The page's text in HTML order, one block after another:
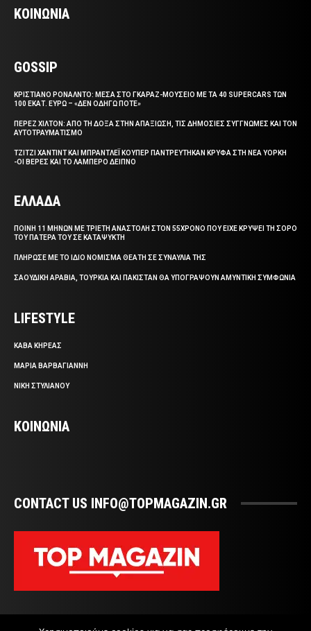
ΚΟΙΝΩΝΙΑ
GOSSIP
ΚΡΙΣΤΙΑΝΟ ΡΟΝΑΛΝΤΟ: ΜΕΣΑ ΣΤΟ ΓΚΑΡΑΖ-ΜΟΥΣΕΙΟ ΜΕ ΤΑ 40 SUPERCARS ΤΩΝ
100 ΕΚΑΤ. ΕΥΡΩ – «ΔΕΝ ΟΔΗΓΩ ΠΟΤΕ»
ΠΕΡΕΖ ΧΙΛΤΟΝ: ΑΠΟ ΤΗ ΔΟΞΑ ΣΤΗΝ ΑΠΑΞΙΩΣΗ, ΤΙΣ ΔΗΜΟΣΙΕΣ ΣΥΓΓΝΩΜΕΣ ΚΑΙ ΤΟΝ
ΑΥΤΟΤΡΑΥΜΑΤΙΣΜΟ
ΤΖΙΤΖΙ ΧΑΝΤΙΝΤ ΚΑΙ ΜΠΡΑΝΤΛΕΪ ΚΟΥΠΕΡ ΠΑΝΤΡΕΥΤΗΚΑΝ ΚΡΥΦΑ ΣΤΗ ΝΕΑ ΥΟΡΚΗ
-ΟΙ ΒΕΡΕΣ ΚΑΙ ΤΟ ΛΑΜΠΕΡΟ ΔΕΙΠΝΟ
ΕΛΛΑΔΑ
ΠΟΙΝΗ 11 ΜΗΝΩΝ ΜΕ ΤΡΙΕΤΗ ΑΝΑΣΤΟΛΗ ΣΤΟΝ 55ΧΡΟΝΟ ΠΟΥ ΕΙΧΕ ΚΡΥΨΕΙ ΤΗ ΣΟΡΟ
ΤΟΥ ΠΑΤΕΡΑ ΤΟΥ ΣΕ ΚΑΤΑΨΥΚΤΗ
ΠΛΗΡΩΣΕ ΜΕ ΤΟ ΙΔΙΟ ΝΟΜΙΣΜΑ ΘΕΑΤΗ ΣΕ ΣΥΝΑΥΛΙΑ ΤΗΣ
ΣΑΟΥΔΙΚΗ ΑΡΑΒΙΑ, ΤΟΥΡΚΙΑ ΚΑΙ ΠΑΚΙΣΤΑΝ ΘΑ ΥΠΟΓΡΑΨΟΥΝ ΑΜΥΝΤΙΚΗ ΣΥΜΦΩΝΙΑ
LIFESTYLE
ΚΑΒΑ ΚΗΡΕΑΣ
ΜΑΡΙΑ ΒΑΡΒΑΓΙΑΝΝΗ
ΝΙΚΗ ΣΤΥΛΙΑΝΟΥ
ΚΟΙΝΩΝΙΑ
CONTACT US INFO@TOPMAGAZIN.GR